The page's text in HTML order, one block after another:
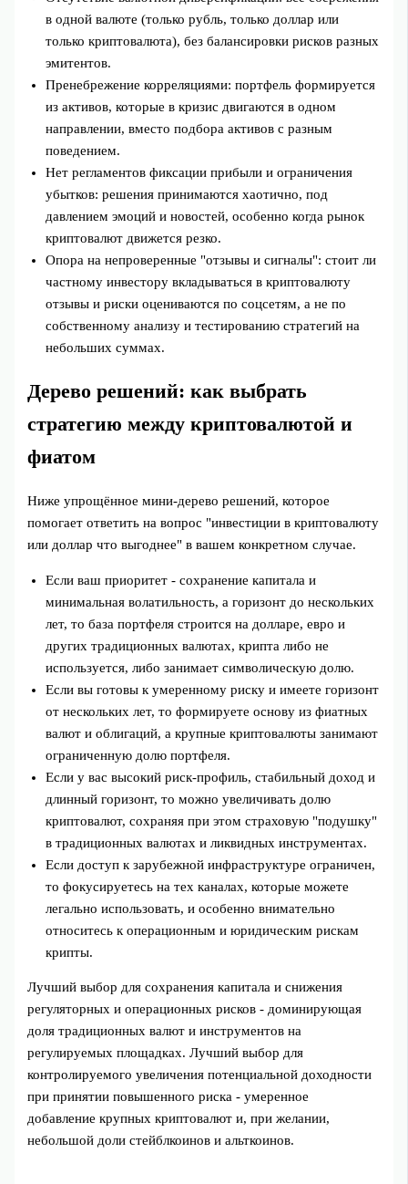
в одной валюте (только рубль, только доллар или
только криптовалюта), без балансировки рисков разных
эмитентов.
Пренебрежение корреляциями: портфель формируется
из активов, которые в кризис двигаются в одном
направлении, вместо подбора активов с разным
поведением.
Нет регламентов фиксации прибыли и ограничения
убытков: решения принимаются хаотично, под
давлением эмоций и новостей, особенно когда рынок
криптовалют движется резко.
Опора на непроверенные "отзывы и сигналы": стоит ли
частному инвестору вкладываться в криптовалюту
отзывы и риски оцениваются по соцсетям, а не по
собственному анализу и тестированию стратегий на
небольших суммах.
Дерево решений: как выбрать
стратегию между криптовалютой и
фиатом
Ниже упрощённое мини-дерево решений, которое
помогает ответить на вопрос "инвестиции в криптовалюту
или доллар что выгоднее" в вашем конкретном случае.
Если ваш приоритет - сохранение капитала и
минимальная волатильность, а горизонт до нескольких
лет, то база портфеля строится на долларе, евро и
других традиционных валютах, крипта либо не
используется, либо занимает символическую долю.
Если вы готовы к умеренному риску и имеете горизонт
от нескольких лет, то формируете основу из фиатных
валют и облигаций, а крупные криптовалюты занимают
ограниченную долю портфеля.
Если у вас высокий риск-профиль, стабильный доход и
длинный горизонт, то можно увеличивать долю
криптовалют, сохраняя при этом страховую "подушку"
в традиционных валютах и ликвидных инструментах.
Если доступ к зарубежной инфраструктуре ограничен,
то фокусируетесь на тех каналах, которые можете
легально использовать, и особенно внимательно
относитесь к операционным и юридическим рискам
крипты.
Лучший выбор для сохранения капитала и снижения
регуляторных и операционных рисков - доминирующая
доля традиционных валют и инструментов на
регулируемых площадках. Лучший выбор для
контролируемого увеличения потенциальной доходности
при принятии повышенного риска - умеренное
добавление крупных криптовалют и, при желании,
небольшой доли стейблкоинов и альткоинов.